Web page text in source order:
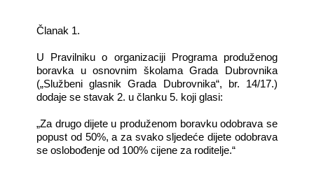
Članak 1.
U Pravilniku o organizaciji Programa produženog
boravka u osnovnim školama Grada Dubrovnika
(„Službeni glasnik Grada Dubrovnika“, br. 14/17.)
dodaje se stavak 2. u članku 5. koji glasi:
„Za drugo dijete u produženom boravku odobrava se
popust od 50%, a za svako sljedeće dijete odobrava
se oslobođenje od 100% cijene za roditelje.“